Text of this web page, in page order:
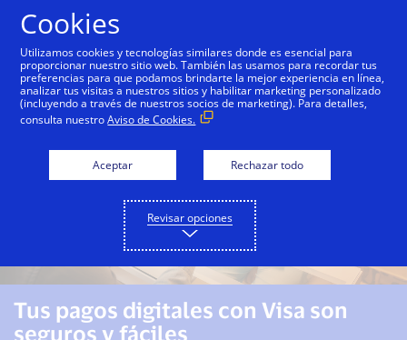
Tus pagos digitales con Visa son
seguros y fáciles
Cookies
Utilizamos cookies y tecnologías similares donde es esencial para
proporcionar nuestro sitio web. También las usamos para recordar tus
preferencias para que podamos brindarte la mejor experiencia en línea,
analizar tus visitas a nuestros sitios y habilitar marketing personalizado
(incluyendo a través de nuestros socios de marketing). Para detalles,
consulta nuestroAviso de Cookies.
Aceptar Rechazar todo
Revisar opciones